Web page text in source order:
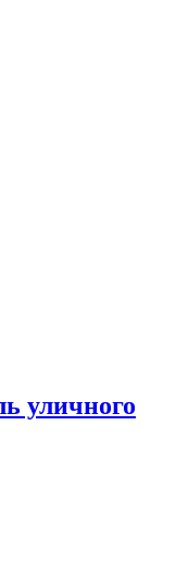
уличного